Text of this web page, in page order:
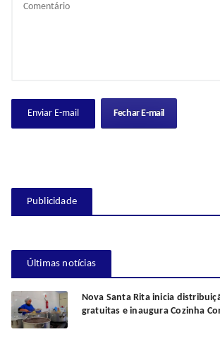
Fechar E-mail
Publicidade
Últimas notícias
Nova Santa Rita inicia
gratuitas e inaugura Cozinha